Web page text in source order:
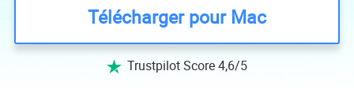
Télécharger pour Mac
 Trustpilot Score 4,6/5